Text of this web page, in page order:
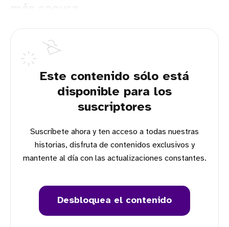
más segura
Este contenido sólo está
disponible para los
suscriptores
Suscríbete ahora y ten acceso a todas nuestras
historias, disfruta de contenidos exclusivos y
mantente al día con las actualizaciones constantes.
Desbloquea el contenido